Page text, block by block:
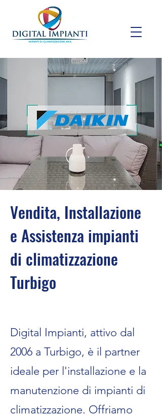
Vendita, Installazione
e Assistenza impianti
di climatizzazione
Turbigo
Digital Impianti, attivo dal
2006 a Turbigo, è il partner
ideale per l'installazione e la
manutenzione di impianti di
climatizzazione. Offriamo